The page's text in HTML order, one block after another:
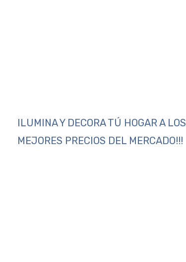
ILUMINA Y DECORA TÚ HOGAR A LOS
MEJORES PRECIOS DEL MERCADO!!!